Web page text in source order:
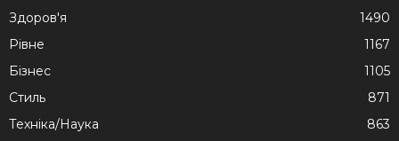
Здоров'я
1490
Рівне
1167
Бізнес
1105
Стиль
871
Техніка/Наука
863